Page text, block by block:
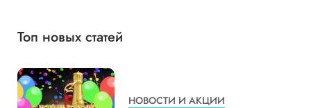
Топ новых статей
НОВОСТИ И АКЦИИ